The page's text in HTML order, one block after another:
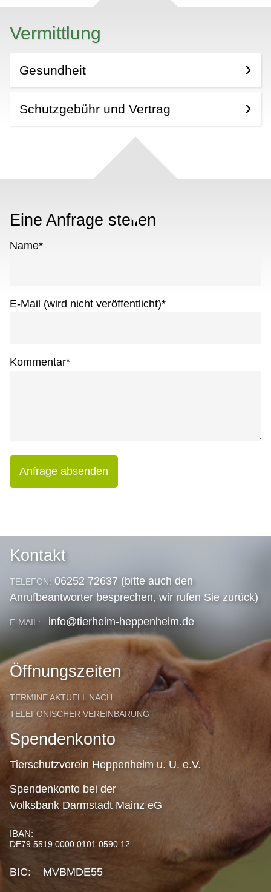
Vermittlung
Gesundheit
Schutzgebühr und Vertrag
Eine Anfrage stellen
Name*
E-Mail (wird nicht veröffentlicht)*
Kommentar*
Anfrage absenden
Kontakt
TELEFON: 06252 72637 (bitte auch den
Anrufbeantworter besprechen, wir rufen Sie zurück)
E-MAIL: info@tierheim-heppenheim.de
Öffnungszeiten
TERMINE AKTUELL NACH
TELEFONISCHER VEREINBARUNG
Spendenkonto
Tierschutzverein Heppenheim u. U. e.V.
Spendenkonto bei der
Volksbank Darmstadt Mainz eG
IBAN:
DE79 5519 0000 0101 0590 12
BIC: MVBMDE55